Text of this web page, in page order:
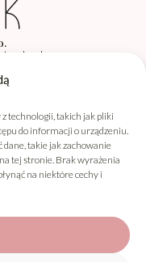
technologii, takich jak pliki
do informacji o urządzeniu.
takie jak zachowanie
tej stronie. Brak wyrażenia
na niektóre cechy i